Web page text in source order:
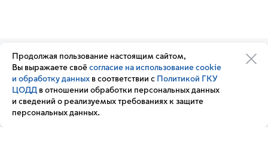
Организации транспортного
комплекса
Транспортный комплекс
России
Новости
Обратная связь
Подписка
на новости
Вакансии
Продолжая пользование настоящим сайтом,
Вы выражаете своё согласие на использование cookie
и обработку данных в соответствии с Политикой ГКУ
ЦОДД в отношении обработки персональных данных
и сведений о реализуемых требованиях к защите
персональных данных.